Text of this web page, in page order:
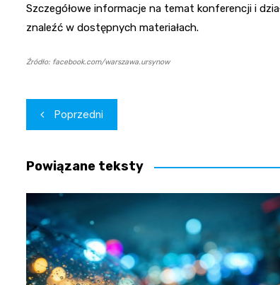
Szczegółowe informacje na temat konferencji i
znaleźć w dostępnych materiałach.
Źródło: facebook.com/warszawa.ursynow
Nawigacja
wpisu
Poprzedni
Powiązane teksty